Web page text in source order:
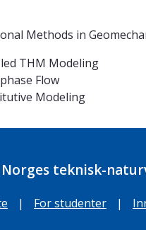
Methods in
THM Modeling
Flow
Modeling
Norges teknisk-
| For studenter |